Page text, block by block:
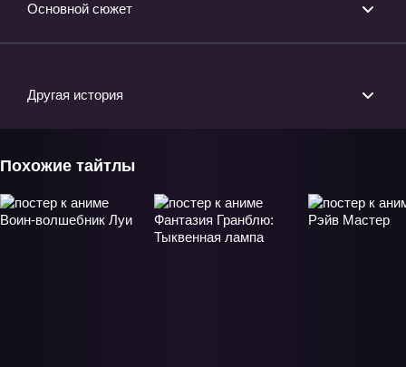
Основной сюжет
Другая история
Похожие тайтлы